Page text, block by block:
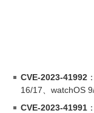
CVE-2023-41992
16/17、watchOS
CVE-2023-41991